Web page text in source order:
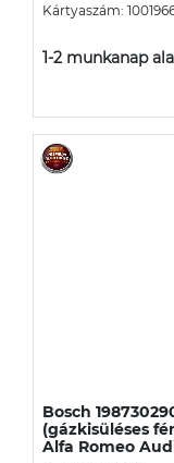
Kártyaszám:
1-2 munkanap
Bosch
(gázkisüléses
Alfa Romeo